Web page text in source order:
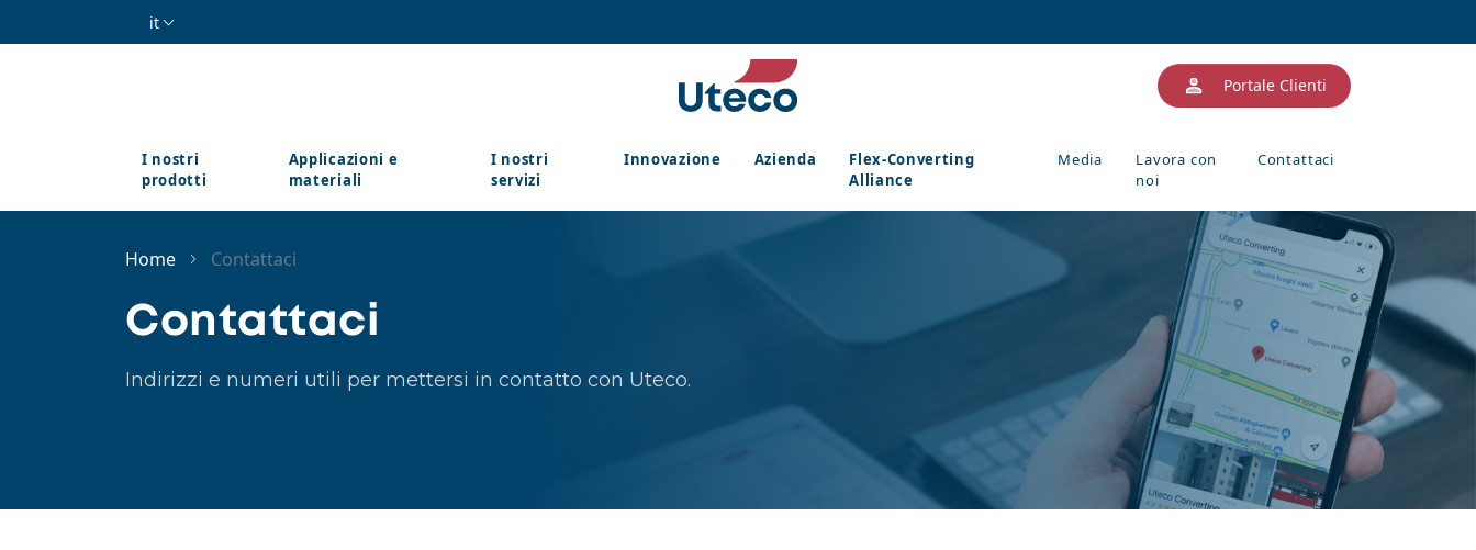
Salta al contenuto principale
it
Portale Clienti
I nostri
prodotti
Applicazioni e
materiali
I nostri
servizi
Innovazione Azienda
Flex-Converting
Alliance
Media
Lavora con
noi
Contattaci
Home Contattaci
Contattaci
Indirizzi e numeri utili per mettersi in contatto con Uteco.